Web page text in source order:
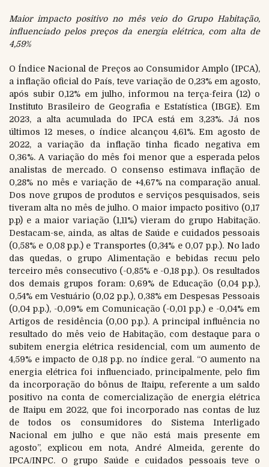
Maior impacto positivo no mês veio do Grupo Habitação,
influenciado pelos preços da energia elétrica, com alta de
4,59%
O Índice Nacional de Preços ao Consumidor Amplo (IPCA),
a inflação oficial do País, teve variação de 0,23% em agosto,
após subir 0,12% em julho, informou na terça-feira (12) o
Instituto Brasileiro de Geografia e Estatística (IBGE). Em
2023, a alta acumulada do IPCA está em 3,23%. Já nos
últimos 12 meses, o índice alcançou 4,61%. Em agosto de
2022, a variação da inflação tinha ficado negativa em
0,36%. A variação do mês foi menor que a esperada pelos
analistas de mercado. O consenso estimava inflação de
0,28% no mês e variação de +4,67% na comparação anual.
Dos nove grupos de produtos e serviços pesquisados, seis
tiveram alta no mês de julho. O maior impacto positivo (0,17
p.p) e a maior variação (1,11%) vieram do grupo Habitação.
Destacam-se, ainda, as altas de Saúde e cuidados pessoais
(0,58% e 0,08 p.p.) e Transportes (0,34% e 0,07 p.p.). No lado
das quedas, o grupo Alimentação e bebidas recuu pelo
terceiro mês consecutivo (-0,85% e -0,18 p.p.). Os resultados
dos demais grupos foram: 0,69% de Educação (0,04 p.p.),
0,54% em Vestuário (0,02 p.p.), 0,38% em Despesas Pessoais
(0,04 p.p.), -0,09% em Comunicação (-0,01 p.p.) e -0,04% em
Artigos de residência (0,00 p.p.). A principal influência no
resultado do mês veio de Habitação, com destaque para o
subitem energia elétrica residencial, com um aumento de
4,59% e impacto de 0,18 p.p. no índice geral. “O aumento na
energia elétrica foi influenciado, principalmente, pelo fim
da incorporação do bônus de Itaipu, referente a um saldo
positivo na conta de comercialização de energia elétrica
de Itaipu em 2022, que foi incorporado nas contas de luz
de todos os consumidores do Sistema Interligado
Nacional em julho e que não está mais presente em
agosto”, explicou em nota, André Almeida, gerente do
IPCA/INPC. O grupo Saúde e cuidados pessoais teve o